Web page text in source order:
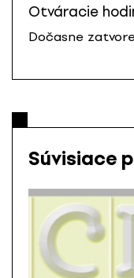
Otváracie
Dočasne
Súvisiace